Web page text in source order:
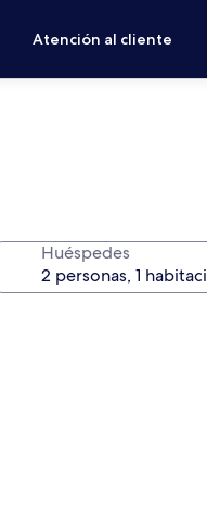
Atención al cliente
Huéspedes